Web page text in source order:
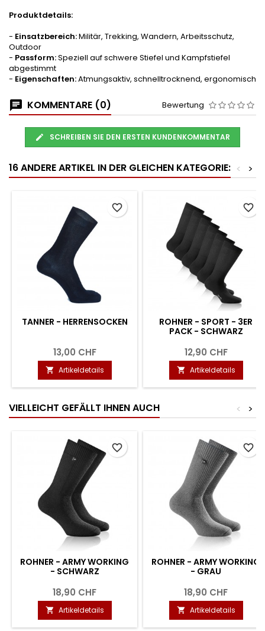
Produktdetails:
- Einsatzbereich:Militär, Trekking, Wandern, Arbeitsschutz,
Outdoor
- Passform:Speziell auf schwere Stiefel und Kampfstiefel
abgestimmt
- Eigenschaften:Atmungsaktiv, schnelltrocknend, ergonomisch
KOMMENTARE (0) Bewertung
SCHREIBEN SIE DEN ERSTEN KUNDENKOMMENTAR
16 ANDERE ARTIKEL IN DER GLEICHEN KATEGORIE: >
<
TANNER - HERRENSOCKEN
13,00 CHF
 Artikeldetails
favorite_border
ROHNER - SPORT - 3ER
PACK - SCHWARZ
12,90 CHF
 Artikeldetails
favorite_border
VIELLEICHT GEFÄLLT IHNEN AUCH >
<
ROHNER - ARMY WORKING
- SCHWARZ
18,90 CHF
 Artikeldetails
favorite_border
ROHNER - ARMY WORKING
- GRAU
18,90 CHF
 Artikeldetails
favorite_border